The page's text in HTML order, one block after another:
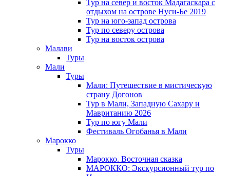
Тур на север и восток Мадагаскара с
отдыхом на острове Нуси-Бе 2019
Тур на юго-запад острова
Тур по северу острова
Тур на восток острова
Малави
Туры
Мали
Туры
Мали: Путешествие в мистическую
страну Догонов
Тур в Мали, Западную Сахару и
Мавританию 2026
Тур по югу Мали
Фестиваль Огобанья в Мали
Марокко
Туры
Марокко. Восточная сказка
МАРОККО: Экскурсионный тур по